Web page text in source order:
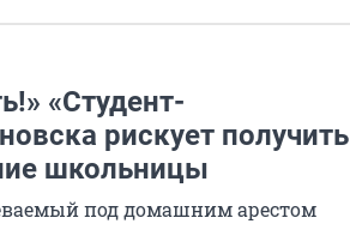
«Студент-
рискует получить
школьницы
под домашним арестом